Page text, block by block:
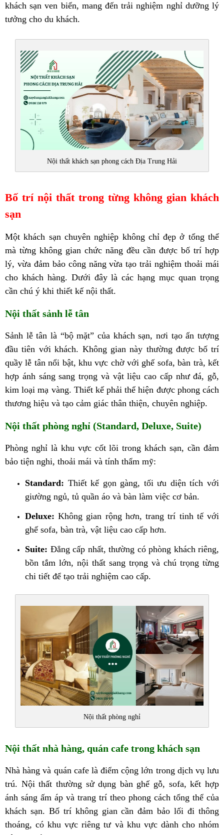
khách sạn ven biển, mang đến trải nghiệm nghỉ dưỡng lý
tưởng cho du khách.
Nội thất khách sạn phong cách Địa Trung Hải
Bố trí nội thất trong từng không gian khách
sạn
Một khách sạn chuyên nghiệp không chỉ đẹp ở tổng thể
mà từng không gian chức năng đều cần được bố trí hợp
lý, vừa đảm bảo công năng vừa tạo trải nghiệm thoải mái
cho khách hàng. Dưới đây là các hạng mục quan trọng
cần chú ý khi thiết kế nội thất.
Nội thất sảnh lễ tân
Sảnh lễ tân là “bộ mặt” của khách sạn, nơi tạo ấn tượng
đầu tiên với khách. Không gian này thường được bố trí
quầy lễ tân nổi bật, khu vực chờ với ghế sofa, bàn trà, kết
hợp ánh sáng sang trọng và vật liệu cao cấp như đá, gỗ,
kim loại mạ vàng. Thiết kế phải thể hiện được phong cách
thương hiệu và tạo cảm giác thân thiện, chuyên nghiệp.
Nội thất phòng nghỉ (Standard, Deluxe, Suite)
Phòng nghỉ là khu vực cốt lõi trong khách sạn, cần đảm
bảo tiện nghi, thoải mái và tính thẩm mỹ:
Standard: Thiết kế gọn gàng, tối ưu diện tích với
giường ngủ, tủ quần áo và bàn làm việc cơ bản.
Deluxe: Không gian rộng hơn, trang trí tinh tế với
ghế sofa, bàn trà, vật liệu cao cấp hơn.
Suite: Đẳng cấp nhất, thường có phòng khách riêng,
bồn tắm lớn, nội thất sang trọng và chú trọng từng
chi tiết để tạo trải nghiệm cao cấp.
Nội thất phòng nghỉ
Nội thất nhà hàng, quán cafe trong khách sạn
Nhà hàng và quán cafe là điểm cộng lớn trong dịch vụ lưu
trú. Nội thất thường sử dụng bàn ghế gỗ, sofa, kết hợp
ánh sáng ấm áp và trang trí theo phong cách tổng thể của
khách sạn. Bố trí không gian cần đảm bảo lối đi thông
thoáng, có khu vực riêng tư và khu vực dành cho nhóm